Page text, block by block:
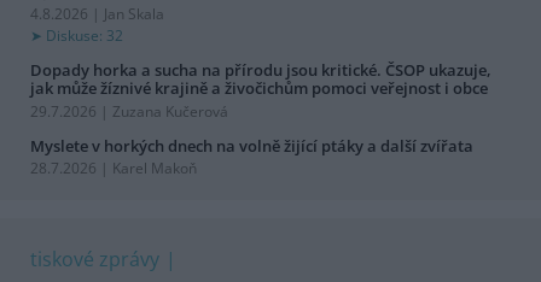
4.8.2026 | Jan Skala
Diskuse: 32
Dopady horka a sucha na přírodu jsou kritické. ČSOP ukazuje,
jak může žíznivé krajině a živočichům pomoci veřejnost i obce
29.7.2026 | Zuzana Kučerová
Myslete v horkých dnech na volně žijící ptáky a další zvířata
28.7.2026 | Karel Makoň
tiskové zprávy